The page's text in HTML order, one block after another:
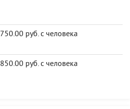
750.00 руб. с человека
850.00 руб. с человека